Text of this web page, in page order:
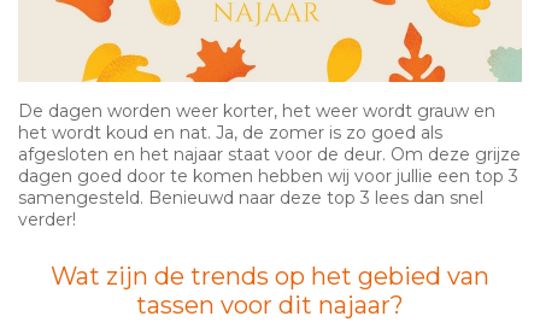
De dagen worden weer korter, het weer wordt grauw en
het wordt koud en nat. Ja, de zomer is zo goed als
afgesloten en het najaar staat voor de deur. Om deze grijze
dagen goed door te komen hebben wij voor jullie een top 3
samengesteld. Benieuwd naar deze top 3 lees dan snel
verder!
Wat zijn de trends op het gebied van
tassen voor dit najaar?